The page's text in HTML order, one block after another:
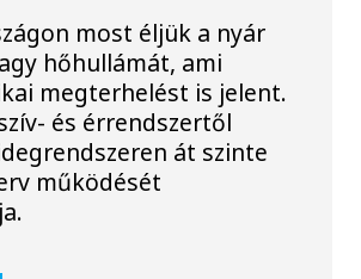
most éljük a nyár
hőhullámát, ami
megterhelést is jelent.
és érrendszertől
át szinte
működését